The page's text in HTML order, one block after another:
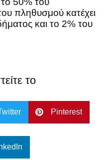
πληθυσμού κατέχει
και το 2% του
το
Pinterest